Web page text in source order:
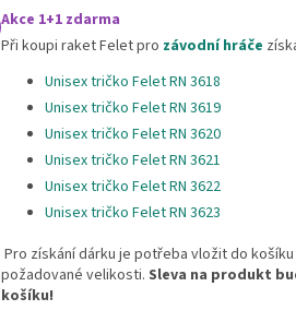
Akce 1+1 zdarma
Při koupi raket Felet pro závodní hráče
Unisex tričko Felet RN 3618
Unisex tričko Felet RN 3619
Unisex tričko Felet RN 3620
Unisex tričko Felet RN 3621
Unisex tričko Felet RN 3622
Unisex tričko Felet RN 3623
Pro získání dárku je potřeba vložit do
požadované velikosti. Sleva na produkt
košíku!